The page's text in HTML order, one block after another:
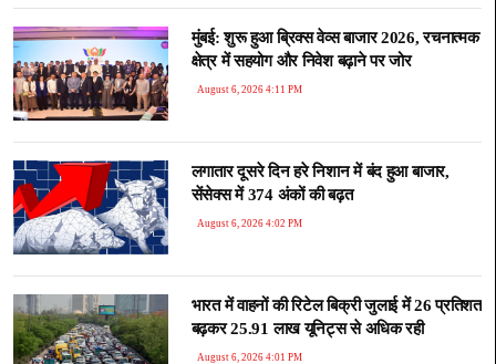
मुंबई: शुरू हुआ ब्रिक्स वेव्स बाजार 2026, रचनात्मक
क्षेत्र में सहयोग और निवेश बढ़ाने पर जोर
August 6, 2026 4:11 PM
लगातार दूसरे दिन हरे निशान में बंद हुआ बाजार,
सेंसेक्स में 374 अंकों की बढ़त
August 6, 2026 4:02 PM
भारत में वाहनों की रिटेल बिक्री जुलाई में 26 प्रतिशत
बढ़कर 25.91 लाख यूनिट्स से अधिक रही
August 6, 2026 4:01 PM